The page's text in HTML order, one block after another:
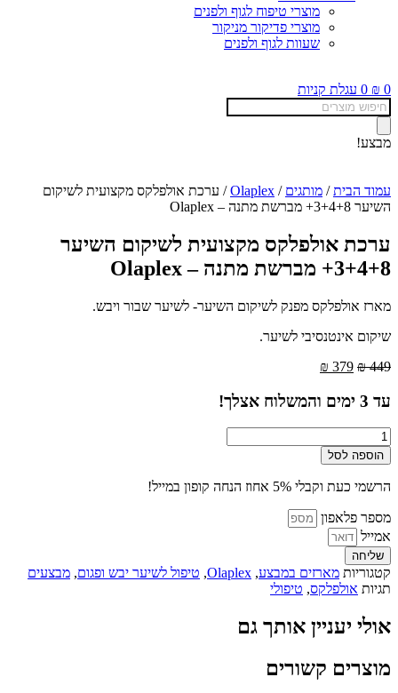
מוצרי טיפוח לגוף ולפנים
מוצרי פדיקור מניקור
שעוות לגוף ולפנים
₪ 0
0 עגלת קניות
Products
search
מבצע!
עמוד הבית/ מותגים /
Olaplex/ ערכת אולפלקס מקצועית לשיקום
השיער 3+4+8+ מברשת מתנה – Olaplex
ערכת אולפלקס מקצועית לשיקום השיער
3+4+8+ מברשת מתנה – Olaplex
מארז אולפלקס מפנק לשיקום השיער- לשיער שבור ויבש.
שיקום אינטנסיבי לשיער.
₪449
המחיר
היה:
₪ 379
הוא:
עד 3 ימים והמשלוח אצלך!
כמות
של
ערכת
אולפלקס
לשיקום
השיער
3+4+8+
מברשת
מתנה
-
הוספה לסל
הרשמי כעת וקבלי 5% אחוז הנחה קופון במייל!
מספר פלאפון
אמייל
שליחה
קטגוריות מארזים במבצע,
Olaplex
, טיפול לשיער יבש ופגום, מבצעים
תגיות אולפלקס, טיפולי
אולי יעניין אותך גם
מוצרים קשורים